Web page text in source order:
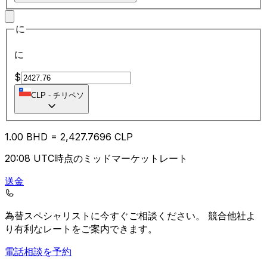
に
に
$
CLP - チリペソ
1.00 BHD = 2,427.7696 CLP
20:08 UTC時点のミッドマーケットレート
送金
為替スペシャリストに今すぐご相談ください。 競合他社よ
り有利なレートをご案内できます。
電話相談を予約